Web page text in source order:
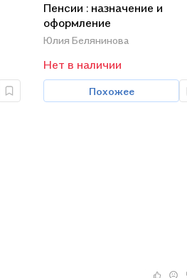
Пенсии : назначение и
оформление
Юлия Белянинова
Нет в наличии
Похожее